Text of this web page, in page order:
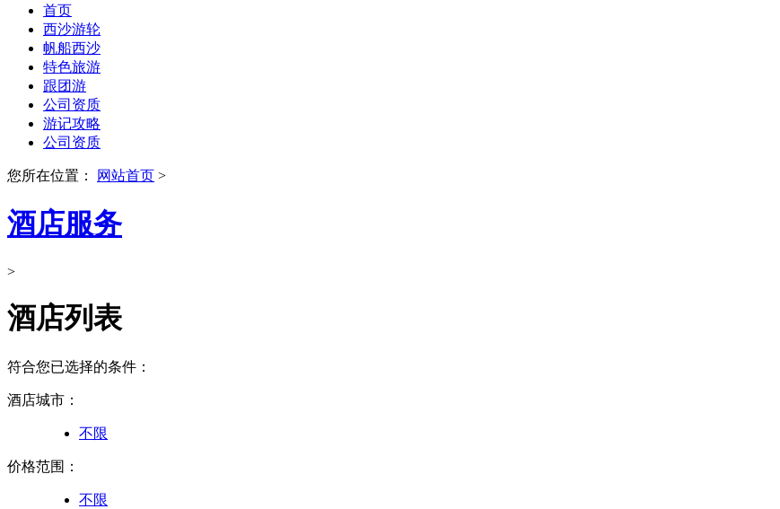
首页
西沙游轮
帆船西沙
特色旅游
跟团游
公司资质
游记攻略
公司资质
您所在位置： 网站首页 >
酒店服务
>
酒店列表
符合您已选择的条件：
酒店城市：
不限
价格范围：
不限